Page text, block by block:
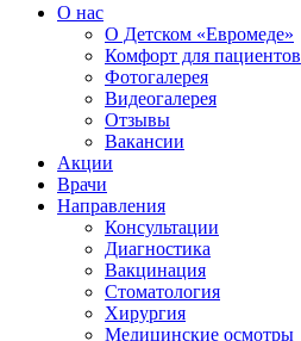
О нас
О Детском «Евромеде»
Комфорт для пациентов
Фотогалерея
Видеогалерея
Отзывы
Вакансии
Акции
Врачи
Направления
Консультации
Диагностика
Вакцинация
Стоматология
Хирургия
Медицинские осмотры